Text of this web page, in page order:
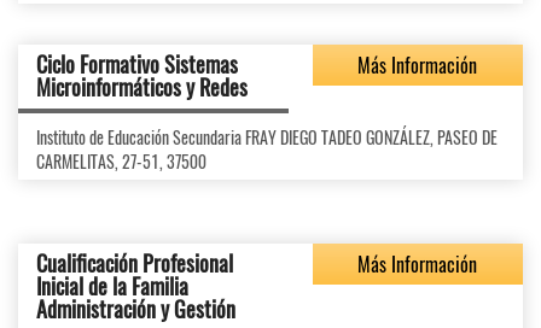
Ciclo Formativo Sistemas
Microinformáticos y Redes
Más Información
Instituto de Educación Secundaria FRAY DIEGO TADEO GONZÁLEZ, PASEO DE
CARMELITAS, 27-51, 37500
Cualificación Profesional
Inicial de la Familia
Administración y Gestión
Más Información